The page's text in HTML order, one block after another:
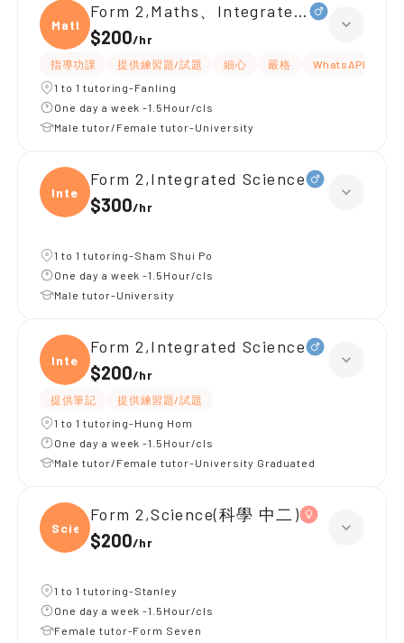
Maths
Form 2,Maths、Integrated Science
$200/hr
指導功課 提供練習題/試題 細心 嚴格
WhatsAPP問功課
1 to 1 tutoring-Fanling
One day a week -1.5Hour/cls
Male tutor/Female tutor-University
Integ
Form 2,Integrated Science
$300/hr
1 to 1 tutoring-Sham Shui Po
One day a week -1.5Hour/cls
Male tutor-University
Integ
Form 2,Integrated Science
$200/hr
提供筆記
提供練習題/試題
1 to 1 tutoring-Hung Hom
One day a week -1.5Hour/cls
Male tutor/Female tutor-University Graduated
Scien
Form 2,Science(科學 中二)
$200/hr
1 to 1 tutoring-Stanley
One day a week -1.5Hour/cls
Female tutor-Form Seven